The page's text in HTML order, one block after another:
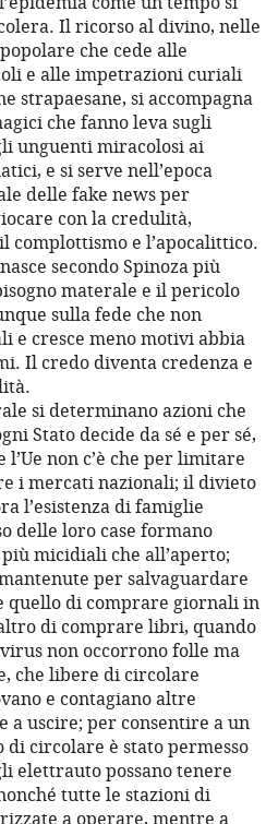
Il ricorso al divino, nelle
che cede alle
e alle impetrazioni curiali
strapaesane, si accompagna
che fanno leva sugli
unguenti miracolosi ai
e si serve nell’epoca
delle fake news per
con la credulità,
complottismo e l’apocalittico.
secondo Spinoza più
materale e il pericolo
sulla fede che non
e cresce meno motivi abbia
Il credo diventa credenza e
si determinano azioni che
Stato decide da sé e per sé,
non c’è che per limitare
i mercati nazionali; il divieto
l’esistenza di famiglie
delle loro case formano
micidiali che all’aperto;
per salvaguardare
quello di comprare giornali in
di comprare libri, quando
non occorrono folle ma
che libere di circolare
e contagiano altre
a uscire; per consentire a un
circolare è stato permesso
elettrauto possano tenere
tutte le stazioni di
a operare, mentre a